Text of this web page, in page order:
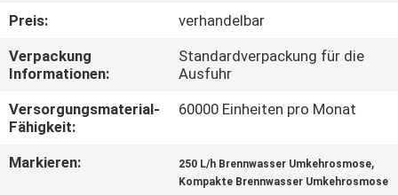
QUALITÄTSKONTROLLE
TRETEN
SIE
MIT
UNS
Preis:
verhandelbar
Verpackung
Informationen:
Standardverpackung für die
Ausfuhr
Versorgungsmaterial-
Fähigkeit:
60000 Einheiten pro Monat
Markieren: 250 L/h Brennwasser Umkehrosmose,
Kompakte Brennwasser Umkehrosmose